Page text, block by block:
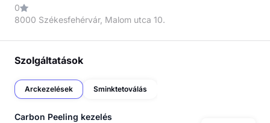
0
8000 Székesfehérvár, Malom utca 10.
Szolgáltatások
Arckezelések Sminktetoválás
Carbon Peeling kezelés